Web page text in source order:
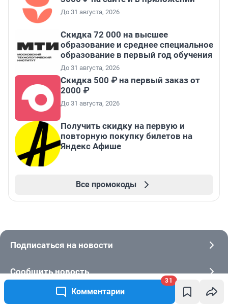
Комментарии
31
До 31 августа, 2026
Скидка 72 000 на высшее
образование и среднее специальное
образование в первый год обучения
До 31 августа, 2026
Скидка 500 ₽ на первый заказ от
2000 ₽
До 31 августа, 2026
Получить скидку на первую и
повторную покупку билетов на
Яндекс Афише
Все промокоды
Подписаться на новости
Сообщить новость